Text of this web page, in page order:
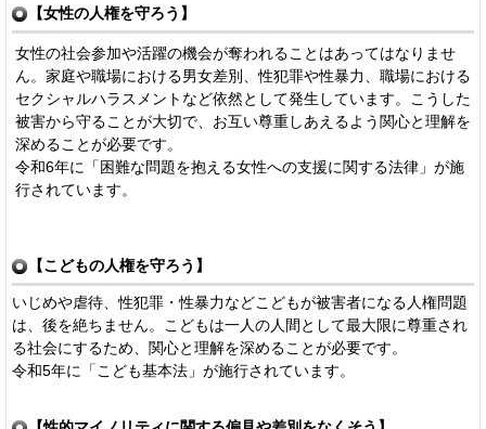
【女性の人権を守ろう】
女性の社会参加や活躍の機会が奪われることはあってはなりませ
ん。家庭や職場における男女差別、性犯罪や性暴力、職場における
セクシャルハラスメントなど依然として発生しています。こうした
被害から守ることが大切で、お互い尊重しあえるよう関心と理解を
深めることが必要です。
令和6年に「困難な問題を抱える女性への支援に関する法律」が施
行されています。
【こどもの人権を守ろう】
いじめや虐待、性犯罪・性暴力などこどもが被害者になる人権問題
は、後を絶ちません。こどもは一人の人間として最大限に尊重され
る社会にするため、関心と理解を深めることが必要です。
令和5年に「こども基本法」が施行されています。